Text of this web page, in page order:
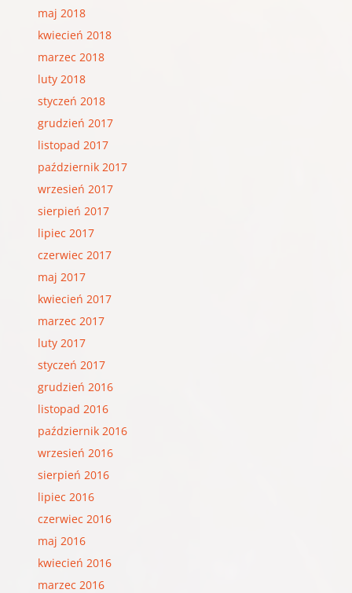
maj 2018
kwiecień 2018
marzec 2018
luty 2018
styczeń 2018
grudzień 2017
listopad 2017
październik 2017
wrzesień 2017
sierpień 2017
lipiec 2017
czerwiec 2017
maj 2017
kwiecień 2017
marzec 2017
luty 2017
styczeń 2017
grudzień 2016
listopad 2016
październik 2016
wrzesień 2016
sierpień 2016
lipiec 2016
czerwiec 2016
maj 2016
kwiecień 2016
marzec 2016